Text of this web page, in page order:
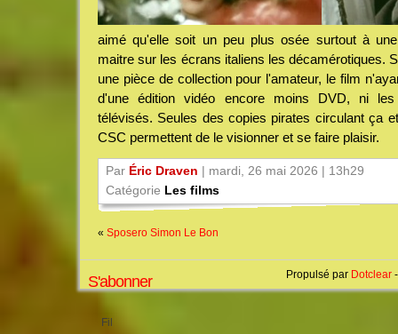
aimé qu'elle soit un peu plus osée surtout à
maitre sur les écrans italiens les décamérotiques.
une pièce de collection pour l'amateur, le film
d'une édition vidéo encore moins DVD, ni
télévisés. Seules des copies pirates circulant ça
CSC permettent de le visionner et se faire plaisir.
Par Éric Draven | mardi, 26 mai 2026 | 13h29
Catégorie Les films
« Sposero Simon Le Bon
S'abonner
Fil
Propulsé par Dotclear